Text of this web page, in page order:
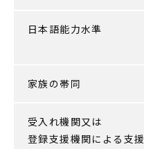
日本語能力水準
家族の帯同
受入れ機関又は
登録支援機関による支援